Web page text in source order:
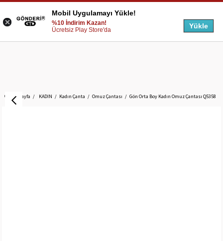
Anasayfa KADIN Kadın Çanta Omuz Çantası Gön Orta Boy Kadın Omuz Çantası Q5358
Mobil Uygulamayı Yükle!
%10 İndirim Kazan!
Ücretsiz Play Store'da
Yükle